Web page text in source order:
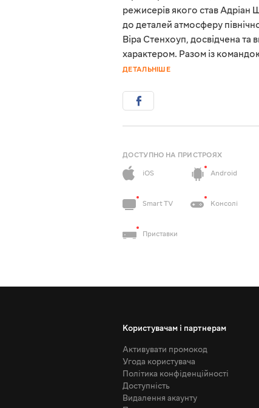
режисерів якого став
до деталей атмосферу
Віра Стенхоуп, досвідчена та
характером. Разом із
ДЕТАЛЬНІШЕ
ДОСТУПНО НА ПРИСТРОЯХ
iOS
Android
Smart TV Консолі
Приставки
Користувачам і партнерам
Активувати промокод
Угода користувача
Політика конфіденційності
Доступність
Видалення акаунту